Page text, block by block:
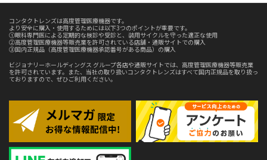
コンタクトレンズは高度管理医療機器です。
より安全に購入・使用するためには以下3つのポイントが重要です。
①眼科専門医による定期的な検診や受診と、装用サイクルを守った適正な使用
②高度管理医療機器等販売業を許可されている店舗・通販サイトでの購入
③国内正規品（高度管理医療機器承認番号がある商品）の購入
ビジョナリーホールディングス グループ各店や通販サイトでは、高度管理医療機器等販売業
を許可されています。また、当社の取り扱いコンタクトレンズはすべて国内正規品を取り扱っ
ておりますので、ぜひご利用ください。